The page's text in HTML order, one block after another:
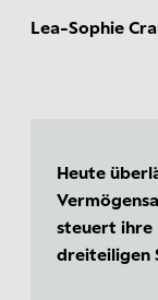
Lea-Sophie
Heute
steuert ihre
dreiteiligen